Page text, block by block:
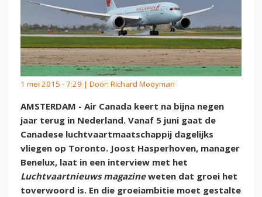
1 mei 2015 - 7:29 | Door: Richard Mooyman
AMSTERDAM - Air Canada keert na bijna negen
jaar terug in Nederland. Vanaf 5 juni gaat de
Canadese luchtvaartmaatschappij dagelijks
vliegen op Toronto. Joost Hasperhoven, manager
Benelux, laat in een interview met het
Luchtvaartnieuws magazineweten dat groei het
toverwoord is. En die groeiambitie moet gestalte